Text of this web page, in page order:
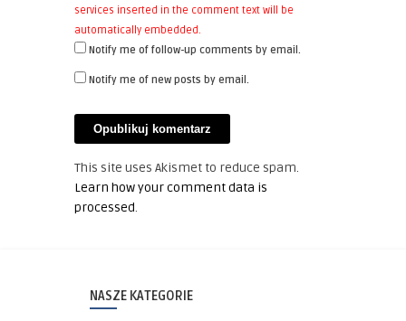
services inserted in the comment text will be
automatically embedded.
Notify me of follow-up comments by email.
Notify me of new posts by email.
This site uses Akismet to reduce spam.
Learn how your comment data is
processed.
NASZE KATEGORIE